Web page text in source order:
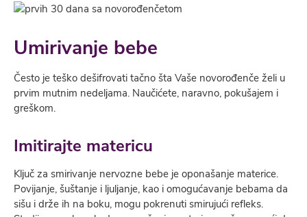
Umirivanje bebe
Često je teško dešifrovati tačno šta Vaše novorođenče želi u
prvim mutnim nedelјama. Naučićete, naravno, pokušajem i
greškom.
Imitirajte matericu
Klјuč za smirivanje nervozne bebe je oponašanje materice.
Povijanje, šuštanje i lјulјanje, kao i omogućavanje bebama da
sišu i drže ih na boku, mogu pokrenuti smirujući refleks.